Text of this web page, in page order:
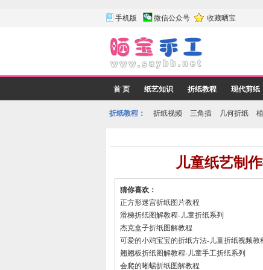
手机版 微信公众号 收藏晒宝
首 页 纸艺知识 折纸教程 现代剪纸
折纸教程： 折纸视频 三角插 几何折纸
儿童纸艺制
猜你喜欢：
正方形迷宫折纸图片教程
滑梯折纸图解教程-儿童折纸系列
杰克盒子折纸图解教程
可爱的小鸡宝宝的折纸方法-儿童折纸视频教
翘翘板折纸图解教程-儿童手工折纸系列
会爬的蜥蜴折纸图解教程